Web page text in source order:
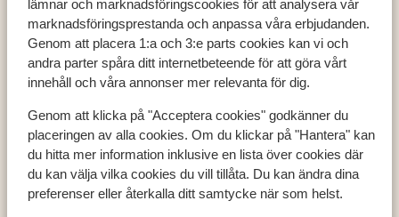
lämnar och marknadsföringscookies för att analysera vår
marknadsföringsprestanda och anpassa våra erbjudanden.
Genom att placera 1:a och 3:e parts cookies kan vi och
andra parter spåra ditt internetbeteende för att göra vårt
innehåll och våra annonser mer relevanta för dig.
Genom att klicka på "Acceptera cookies" godkänner du
placeringen av alla cookies. Om du klickar på "Hantera" kan
du hitta mer information inklusive en lista över cookies där
du kan välja vilka cookies du vill tillåta. Du kan ändra dina
preferenser eller återkalla ditt samtycke när som helst.
Populära destinationer
Ski Amadé
Zell am See - Kaprun
Populära skidområden
Zell am See - Kaprun